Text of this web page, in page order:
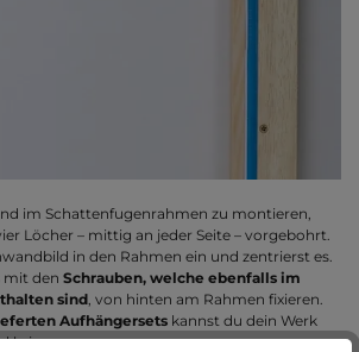
im Schattenfugenrahmen zu montieren,
Löcher – mittig an jeder Seite – vorgebohrt.
in den Rahmen ein und zentrierst es.
mit den Schrauben, welche ebenfalls im
sind, von hinten am Rahmen fixieren.
Aufhängersetskannst du dein Werk
bringen.